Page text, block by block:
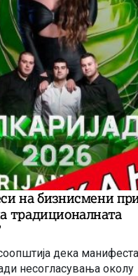
на бизнисмени
традиционалната
дека
несогласувања околу